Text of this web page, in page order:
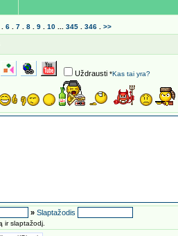
6 7 8 9 10 345 346 >>
Uždrausti *Kas tai yra?
» Slaptažodis
ir slaptažodį.